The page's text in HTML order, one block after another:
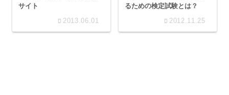
サイト
2013.06.01
るための検定試験とは？
2012.11.25